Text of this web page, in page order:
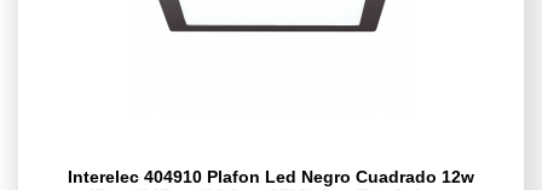
Interelec 404910 Plafon Led Negro Cuadrado 12w